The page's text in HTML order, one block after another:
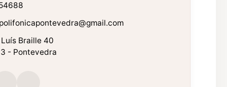
Braille 40
- Pontevedra